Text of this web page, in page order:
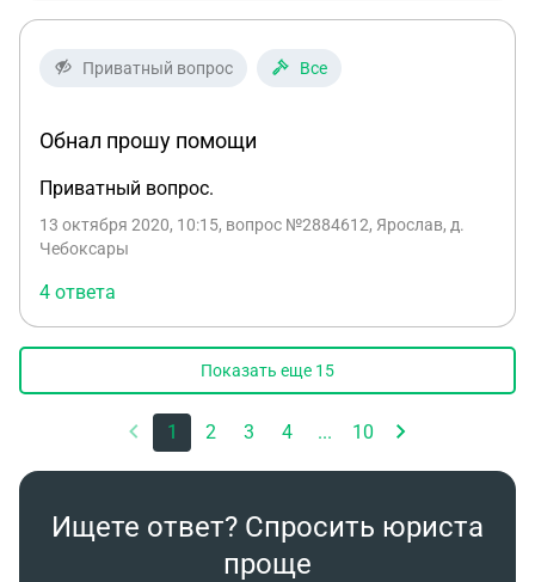
Приватный вопрос Все
Обнал прошу помощи
Приватный вопрос.
13 октября 2020, 10:15, вопрос №2884612, Ярослав, д.
Чебоксары
4 ответа
Показать еще 15
1 2 3 4 ... 10
Ищете ответ? Спросить юриста
проще